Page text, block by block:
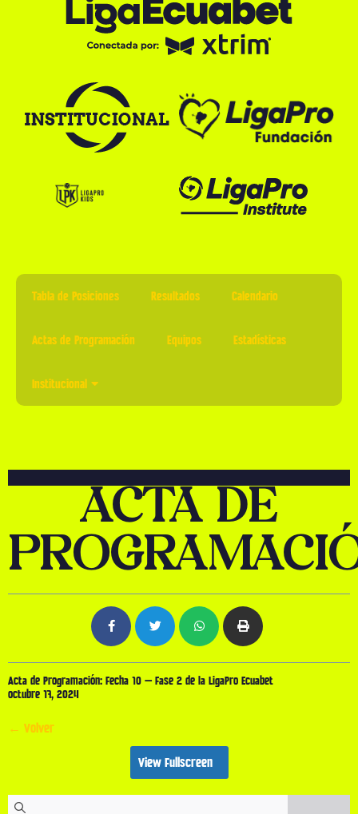
Tabla de Posiciones Resultados Calendario
Actas de Programación Equipos Estadísticas
Institucional
ACTA DE
Acta de Programación: Fecha 10 – Fase 2 de la LigaPro Ecuabet
octubre 17, 2024
← Volver
View Fullscreen